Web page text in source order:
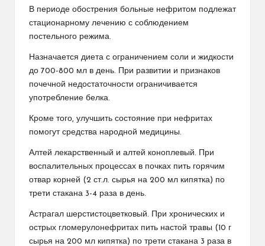
В периоде обострения больные нефритом подлежат
стационарному лечению с соблюдением
постельного режима.
Назначается диета с ограничением соли и жидкости
до 700-800 мл в день. При развитии и признаков
почечной недостаточности ограничивается
употребление белка.
Кроме того, улучшить состояние при нефритах
помогут средства народной медицины.
Алтей лекарственный и алтей коноплевый. При
воспалительных процессах в почках пить горячим
отвар корней (2 ст.л. сырья на 200 мл кипятка) по
трети стакана 3-4 раза в день.
Астрагал шерстистоцветковый. При хронических и
острых гломерулонефритах пить настой травы (10 г
сырья на 200 мл кипятка) по трети стакана 3 раза в